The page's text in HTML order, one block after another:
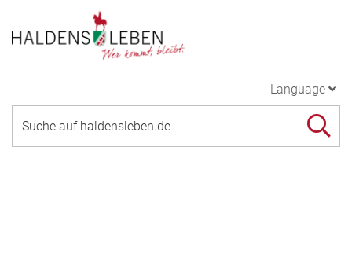
Language